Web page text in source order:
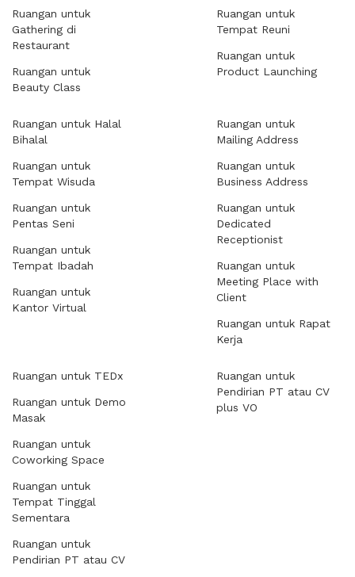
Ruangan untuk
Gathering di
Restaurant
Ruangan untuk
Beauty Class
Ruangan untuk
Tempat Reuni
Ruangan untuk
Product Launching
Ruangan untuk Halal
Bihalal
Ruangan untuk
Tempat Wisuda
Ruangan untuk
Pentas Seni
Ruangan untuk
Tempat Ibadah
Ruangan untuk
Kantor Virtual
Ruangan untuk
Mailing Address
Ruangan untuk
Business Address
Ruangan untuk
Dedicated
Receptionist
Ruangan untuk
Meeting Place with
Client
Ruangan untuk Rapat
Kerja
Ruangan untuk TEDx
Ruangan untuk Demo
Masak
Ruangan untuk
Coworking Space
Ruangan untuk
Tempat Tinggal
Sementara
Ruangan untuk
Pendirian PT atau CV
Ruangan untuk
Pendirian PT atau CV
plus VO